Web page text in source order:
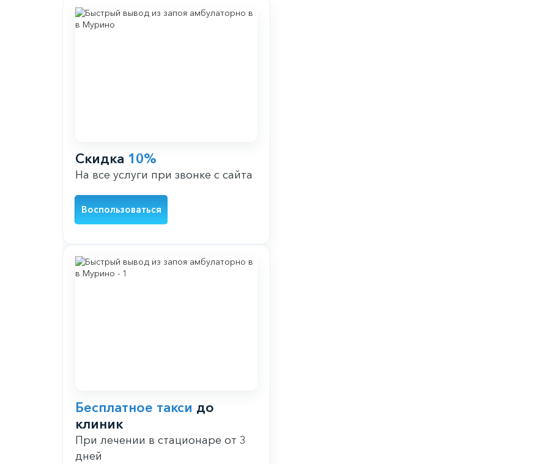
Скидка 10%
На все услуги при звонке с сайта
Воспользоваться
Бесплатное такси до
клиник
При лечении в стационаре от 3
дней